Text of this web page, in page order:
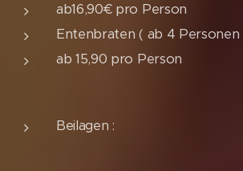
ab16,90€ pro Person
Entenbraten ( ab 4
ab 15,90 pro
Beilagen :